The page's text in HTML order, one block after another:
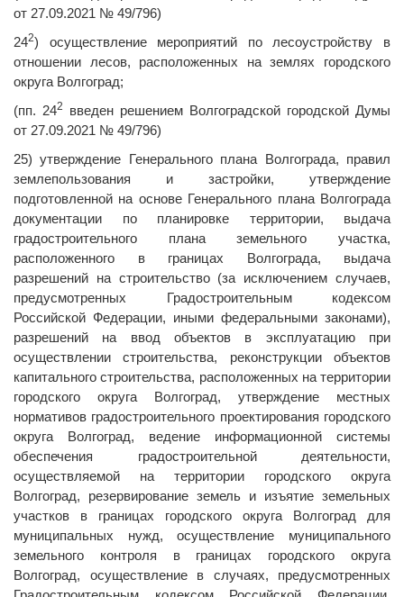
от 27.09.2021 № 49/796)
242) осуществление мероприятий по лесоустройству в
отношении лесов, расположенных на землях городского
округа Волгоград;
(пп. 242
введен решением Волгоградской городской Думы
от 27.09.2021 № 49/796)
25) утверждение Генерального плана Волгограда, правил
землепользования и застройки, утверждение
подготовленной на основе Генерального плана Волгограда
документации по планировке территории, выдача
градостроительного плана земельного участка,
расположенного в границах Волгограда, выдача
разрешений на строительство (за исключением случаев,
предусмотренных Градостроительным кодексом
Российской Федерации, иными федеральными законами),
разрешений на ввод объектов в эксплуатацию при
осуществлении строительства, реконструкции объектов
капитального строительства, расположенных на территории
городского округа Волгоград, утверждение местных
нормативов градостроительного проектирования городского
округа Волгоград, ведение информационной системы
обеспечения градостроительной деятельности,
осуществляемой на территории городского округа
Волгоград, резервирование земель и изъятие земельных
участков в границах городского округа Волгоград для
муниципальных нужд, осуществление муниципального
земельного контроля в границах городского округа
Волгоград, осуществление в случаях, предусмотренных